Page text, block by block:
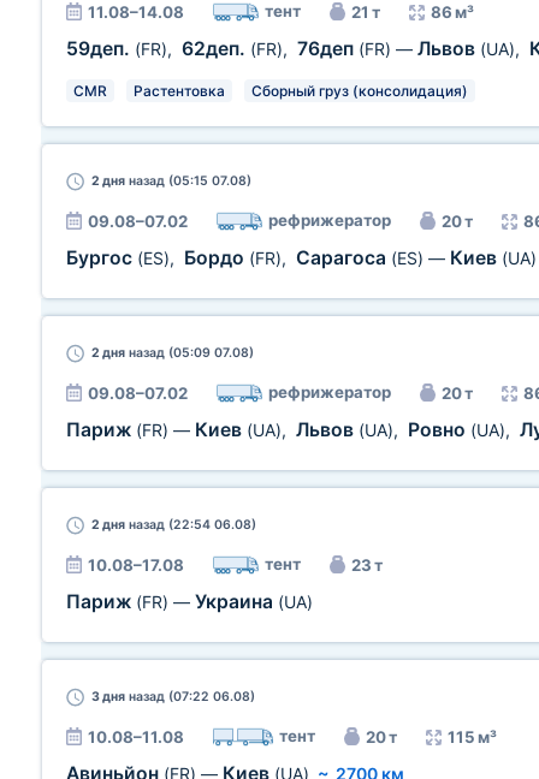
11.08–14.08 тент 21 т 86 м³
59деп. (FR), 62деп. (FR), 76деп (FR) — Львов (UA),
CMR Растентовка Сборный груз (консолидация)
2 дня назад (05:15 07.08)
09.08–07.02 рефрижератор 20 т
Бургос (ES), Бордо (FR), Сарагоса (ES) — Киев (UA)
2 дня назад (05:09 07.08)
09.08–07.02 рефрижератор 20 т
Париж (FR) — Киев (UA), Львов (UA), Ровно (UA),
2 дня назад (22:54 06.08)
10.08–17.08 тент 23 т
Париж (FR) — Украина (UA)
3 дня назад (07:22 06.08)
10.08–11.08 тент 20 т 115 м³
Авиньйон (FR) — Киев (UA) ~ 2700 км